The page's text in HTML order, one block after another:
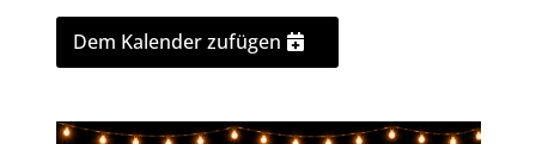
Dem Kalender zufügen